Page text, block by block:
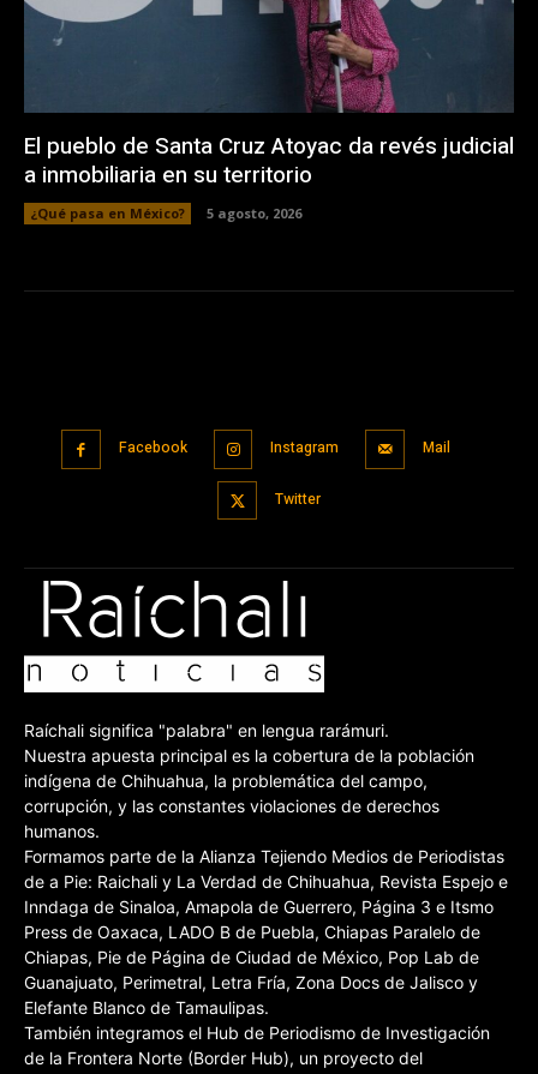
El pueblo de Santa Cruz Atoyac da revés judicial
a inmobiliaria en su territorio
¿Qué pasa en México? 5 agosto, 2026
Facebook Instagram Mail
Twitter
Raíchali significa "palabra" en lengua rarámuri.
Nuestra apuesta principal es la cobertura de la población
indígena de Chihuahua, la problemática del campo,
corrupción, y las constantes violaciones de derechos
humanos.
Formamos parte de la Alianza Tejiendo Medios de Periodistas
de a Pie: Raichali y La Verdad de Chihuahua, Revista Espejo e
Inndaga de Sinaloa, Amapola de Guerrero, Página 3 e Itsmo
Press de Oaxaca, LADO B de Puebla, Chiapas Paralelo de
Chiapas, Pie de Página de Ciudad de México, Pop Lab de
Guanajuato, Perimetral, Letra Fría, Zona Docs de Jalisco y
Elefante Blanco de Tamaulipas.
También integramos el Hub de Periodismo de Investigación
de la Frontera Norte (Border Hub), un proyecto del